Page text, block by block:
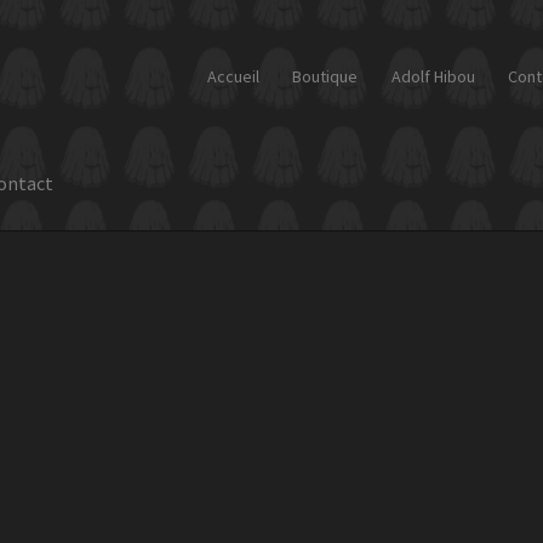
Accueil Boutique Adolf Hibou